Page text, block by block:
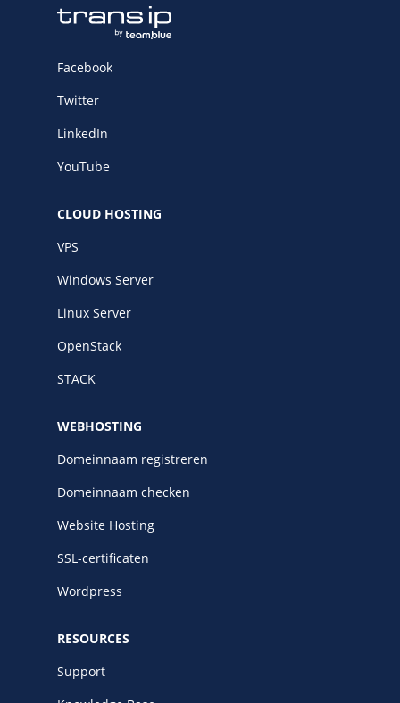
Facebook
Twitter
LinkedIn
YouTube
CLOUD HOSTING
VPS
Windows Server
Linux Server
OpenStack
STACK
WEBHOSTING
Domeinnaam registreren
Domeinnaam checken
Website Hosting
SSL-certificaten
Wordpress
RESOURCES
Support